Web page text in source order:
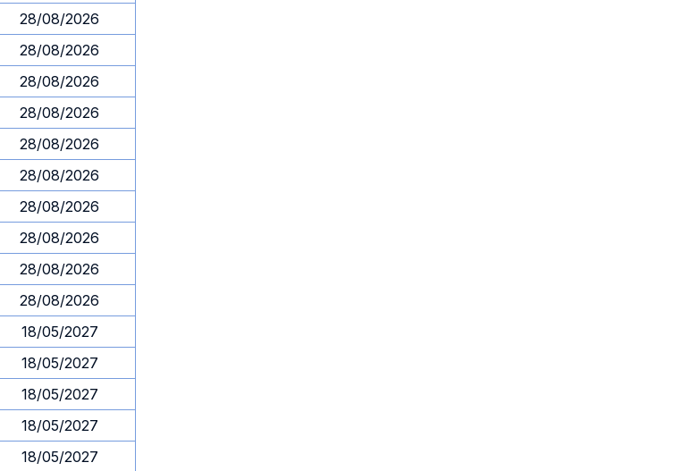
28/08/2026
28/08/2026
28/08/2026
28/08/2026
28/08/2026
28/08/2026
28/08/2026
28/08/2026
28/08/2026
28/08/2026
18/05/2027
18/05/2027
18/05/2027
18/05/2027
18/05/2027